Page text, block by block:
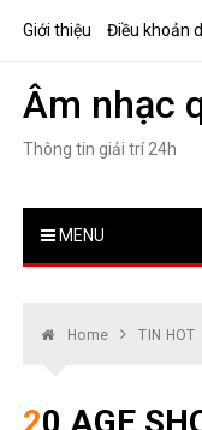
Giới thiệu Điều khoản
Âm nhạc
Thông tin giải trí 24h
MENU
Home TIN HOT